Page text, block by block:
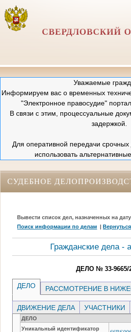
СВЕРДЛОВСКИЙ
Уважаемые
Информируем вас о временных
"Электронное правосудие"
В связи с этим, процессуальные
задержкой.
Для оперативной передачи
использовать
СУДЕБНОЕ
Вывести список дел, назначенных на дату
Поиск информации по делам |
Гражданские дела -
ДЕЛО № 33-9665/
ДЕЛО РАССМОТРЕНИЕ В
ДВИЖЕНИЕ ДЕЛА УЧАСТНИКИ
ДЕЛО
Уникальный идентификатор